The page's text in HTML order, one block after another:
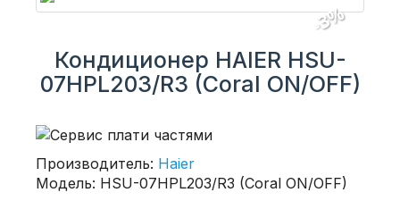
-3%
Кондиционер HAIER HSU-
07HPL203/R3 (Coral ON/OFF)
Производитель: Haier
Модель: HSU-07HPL203/R3 (Coral ON/OFF)